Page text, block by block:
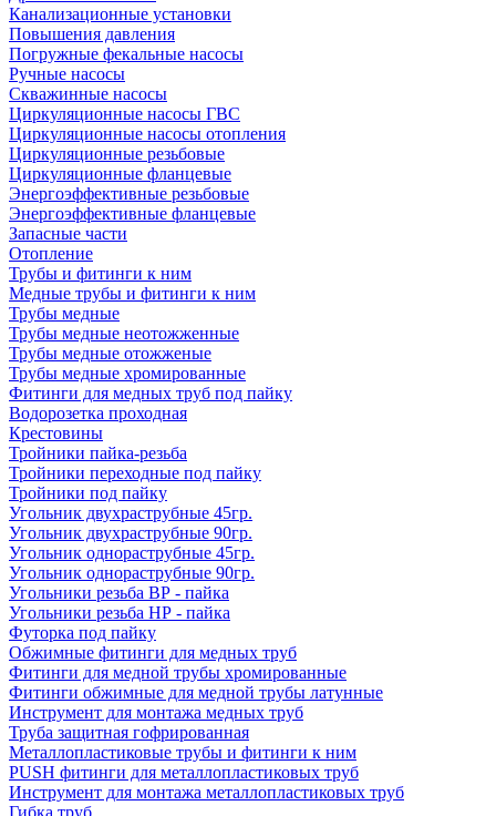
Канализационные установки
Повышения давления
Погружные фекальные насосы
Ручные насосы
Скважинные насосы
Циркуляционные насосы ГВС
Циркуляционные насосы отопления
Циркуляционные резьбовые
Циркуляционные фланцевые
Энергоэффективные резьбовые
Энергоэффективные фланцевые
Запасные части
Отопление
Трубы и фитинги к ним
Медные трубы и фитинги к ним
Трубы медные
Трубы медные неотожженные
Трубы медные отожженые
Трубы медные хромированные
Фитинги для медных труб под пайку
Водорозетка проходная
Крестовины
Тройники пайка-резьба
Тройники переходные под пайку
Тройники под пайку
Угольник двухраструбные 45гр.
Угольник двухраструбные 90гр.
Угольник однораструбные 45гр.
Угольник однораструбные 90гр.
Угольники резьба ВР - пайка
Угольники резьба НР - пайка
Футорка под пайку
Обжимные фитинги для медных труб
Фитинги для медной трубы хромированные
Фитинги обжимные для медной трубы латунные
Инструмент для монтажа медных труб
Труба защитная гофрированная
Металлопластиковые трубы и фитинги к ним
PUSH фитинги для металлопластиковых труб
Инструмент для монтажа металлопластиковых труб
Гибка труб